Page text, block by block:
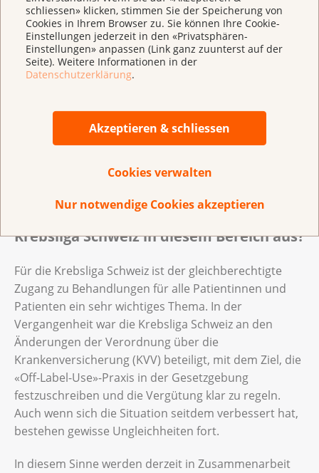
schliessen» klicken, stimmen Sie der Speicherung von
Cookies in Ihrem Browser zu. Sie können Ihre Cookie-
Einstellungen jederzeit in den «Privatsphären-
Einstellungen» anpassen (Link ganz zuunterst auf der
Seite). Weitere Informationen in der
Datenschutzerklärung.
Akzeptieren & schliessen
Cookies verwalten
Nur notwendige Cookies akzeptieren
Vorgehen, wenn meine Krankenversicherung sich weigert, meine
Behandlung zu vergüten
Vorgehen, wenn meine Krankenversicherung
sich weigert, meine Behandlung zu vergüten
Wie sieht die Unterstützung der
Krebsliga Schweiz in diesem Bereich aus?
Für die Krebsliga Schweiz ist der gleichberechtigte
Zugang zu Behandlungen für alle Patientinnen und
Patienten ein sehr wichtiges Thema. In der
Vergangenheit war die Krebsliga Schweiz an den
Änderungen der Verordnung über die
Krankenversicherung (KVV) beteiligt, mit dem Ziel, die
«Off-Label-Use»-Praxis in der Gesetzgebung
festzuschreiben und die Vergütung klar zu regeln.
Auch wenn sich die Situation seitdem verbessert hat,
bestehen gewisse Ungleichheiten fort.
In diesem Sinne werden derzeit in Zusammenarbeit